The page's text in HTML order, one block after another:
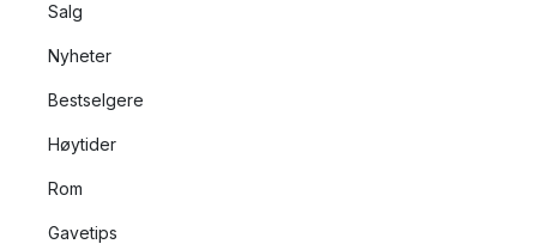
Salg
Nyheter
Bestselgere
Høytider
Rom
Gavetips